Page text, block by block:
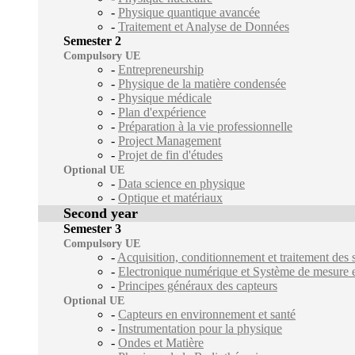
- Physique quantique avancée
- Traitement et Analyse de Données
Semester 2
Compulsory UE
- Entrepreneurship
- Physique de la matière condensée
- Physique médicale
- Plan d'expérience
- Préparation à la vie professionnelle
- Project Management
- Projet de fin d'études
Optional UE
- Data science en physique
- Optique et matériaux
Second year
Semester 3
Compulsory UE
- Acquisition, conditionnement et traitement des
- Electronique numérique et Système de mesure
- Principes généraux des capteurs
Optional UE
- Capteurs en environnement et santé
- Instrumentation pour la physique
- Ondes et Matière